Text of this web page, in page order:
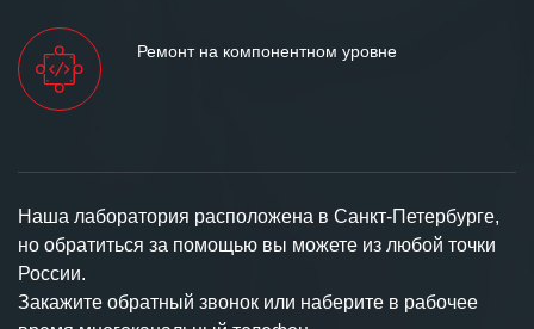
Ремонт на компонентном уровне
Наша лаборатория расположена в Санкт-Петербурге,
но обратиться за помощью вы можете из любой точки
России.
Закажите обратный звонок или наберите в рабочее